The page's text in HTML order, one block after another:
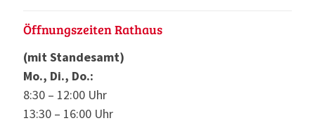
Öffnungszeiten Rathaus
(mit Standesamt)
Mo., Di., Do.:
8:30 – 12:00 Uhr
13:30 – 16:00 Uhr